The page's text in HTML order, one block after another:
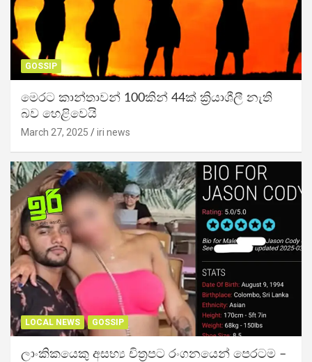
GOSSIP
මෙරට කාන්තාවන් 100කින් 44ක් ක්‍රියාශීලී නැති
බව හෙළිවෙයි
March 27, 2025 iri news
LOCAL NEWS GOSSIP
ලාංකිකයෙකු අසභ්‍ය චිත්‍රපට රංගනයෙන් පෙරටම –